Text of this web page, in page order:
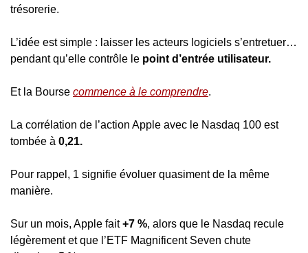
trésorerie.
L’idée est simple : laisser les acteurs logiciels s’entretuer…
pendant qu’elle contrôle le point d’entrée utilisateur.
Et la Bourse commence à le comprendre.
La corrélation de l’action Apple avec le Nasdaq 100 est
tombée à 0,21.
Pour rappel, 1 signifie évoluer quasiment de la même
manière.
Sur un mois, Apple fait +7 %, alors que le Nasdaq recule
légèrement et que l’ETF Magnificent Seven chute